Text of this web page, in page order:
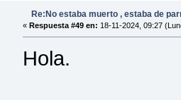
Re:No estaba muerto , estaba de
« Respuesta #49 en: 18-11-2024, 09:27
Hola.